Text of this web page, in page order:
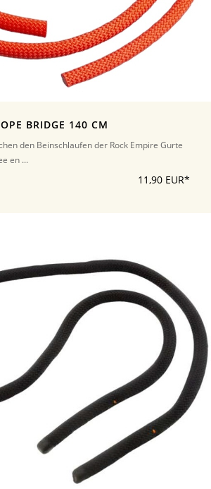
BRIDGE 140 CM
den Beinschlaufen der Rock Empire Gurte
en ...
11,90 EUR*